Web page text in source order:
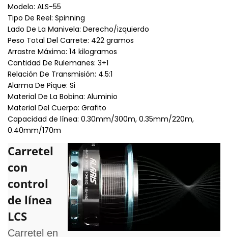
Marca: Okuma
Modelo: ALS-55
Tipo De Reel: Spinning
Lado De La Manivela: Derecho/izquierdo
Peso Total Del Carrete: 422 gramos
Arrastre Máximo: 14 kilogramos
Cantidad De Rulemanes: 3+1
Relación De Transmisión: 4.5:1
Alarma De Pique: Si
Material De La Bobina: Aluminio
Material Del Cuerpo: Grafito
Capacidad de línea: 0.30mm/300m, 0.35mm/220m,
Carretel
con
control
de línea
LCS